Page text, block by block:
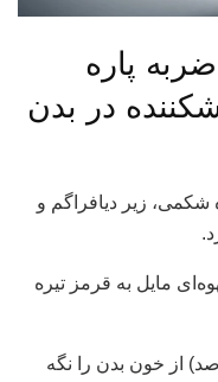
ضربه پاره
در بدن
زیر دیافراگم و
مایل به قرمز تیره
لحظه حدود یک پیمانه (۱۳ درصد) از خون بدن را نگه